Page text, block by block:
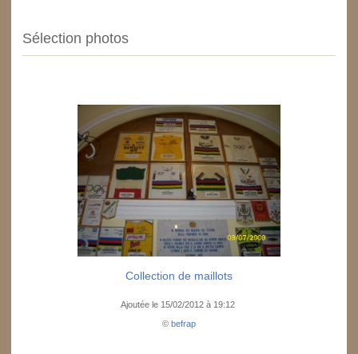
Sélection photos
Collection de maillots
Ajoutée le 15/02/2012 à 19:12
© befrap